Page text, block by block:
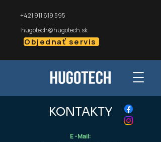
+421 911 619 595
hugotech@hugotech.sk
Objednať servis
KONTAKTY
E -Mail: